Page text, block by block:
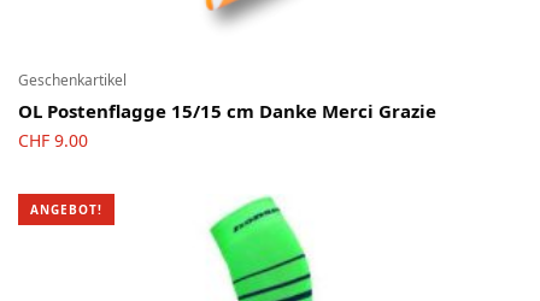
Geschenkartikel
OL Postenflagge 15/15 cm Danke Merci Grazie
CHF 9.00
ANGEBOT!